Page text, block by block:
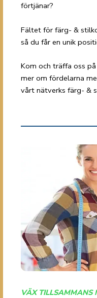
förtjänar?
Fältet för färg- &
så du får en unik
Kom och träffa oss
mer om fördelarna
vårt nätverks färg- &
VÄX TILLSAMMANS